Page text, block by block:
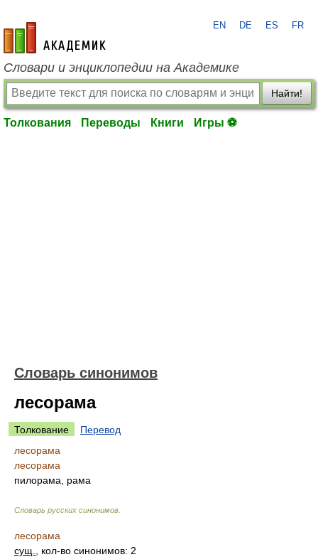
academic.ru
EN DE ES FR
Словари и энциклопедии на Академике
Найти!
Толкования Переводы Книги Игры ⚽
Словарь синонимов
лесорама
Толкование
Перевод
лесорама
лесорама
пилорама, рама
Словарь русских синонимов
лесорама
сущ.
, кол-во синонимов: 2